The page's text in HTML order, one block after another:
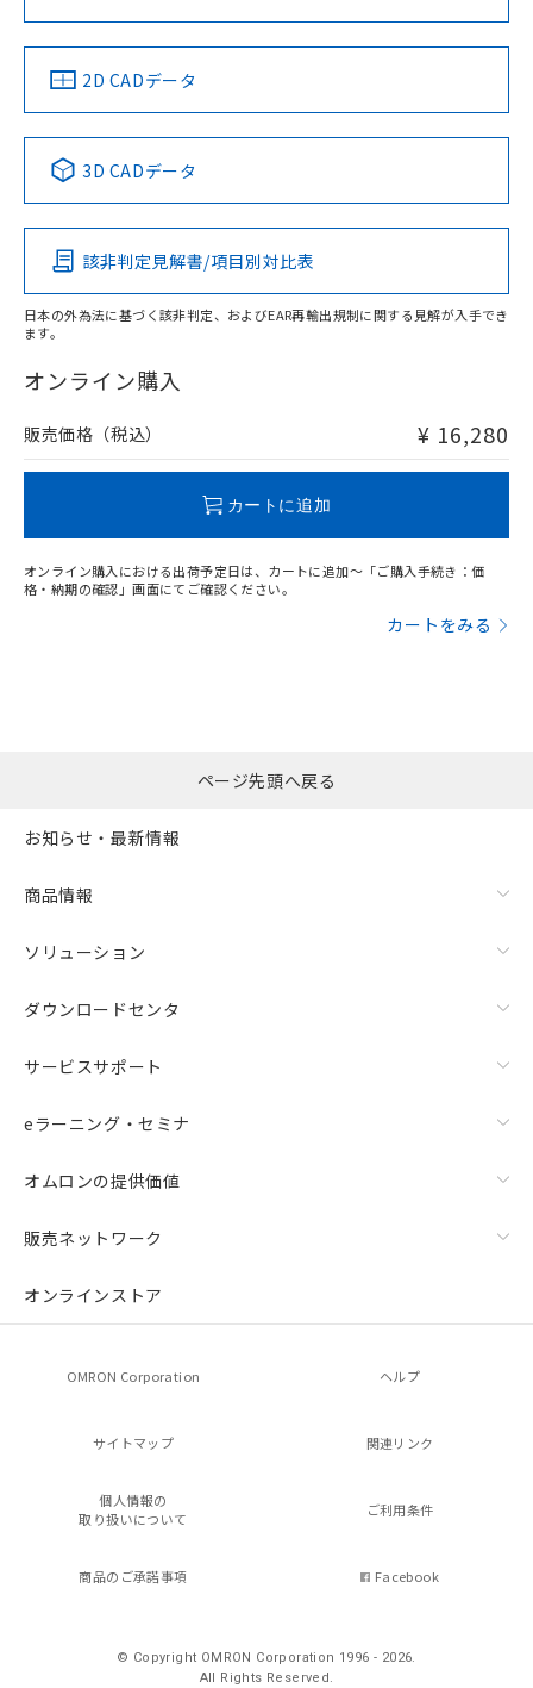
ソフトウェアの使用条件
中国 RoHS 注意事項・凡例
Pb Hg Cd Cr(VI)
O
在庫等で未対応品が混在する可能性があります。
問い合わせください。
LR型式承認
（イギリス
船舶規格）
DNV型式承認
（ノルウェー
BV型式承認
（フランス
KR型式
（韓国
No No No No
この製品の規格認証/適合状況ページへ
その他の認証はこちらのページからご検索ください
2D CADデータ
3D CADデータ
該非判定見解書/項目別対比表
日本の外為法に基づく該非判定、およびEAR再輸出規制に関する見解が入手でき
ます。
オンライン購入
販売価格（税込） ¥ 16,280
カートに追加
オンライン購入における出荷予定日は、カートに追加～「ご購入手続き：価
格・納期の確認」画面にてご確認ください。
カートをみる
ページ先頭へ戻る
お知らせ・最新情報
商品情報
ソリューション
ダウンロードセンタ
サービスサポート
eラーニング・セミナ
オムロンの提供価値
販売ネットワーク
オンラインストア
OMRON Corporation ヘルプ
サイトマップ 関連リンク
個人情報の
取り扱いについて
ご利用条件
商品のご承諾事項 Facebook
© Copyright OMRON Corporation 1996 - 2026.
All Rights Reserved.